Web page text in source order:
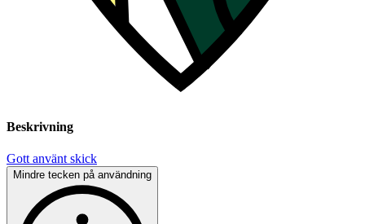
Beskrivning
Gott använt skick
Mindre tecken på användning